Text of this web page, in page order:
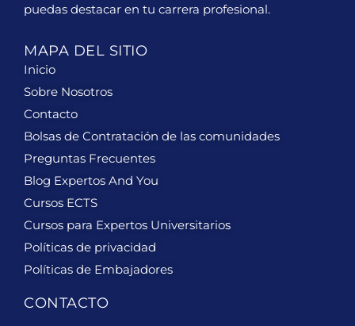
puedas destacar en tu carrera profesional.
MAPA DEL SITIO
Inicio
Sobre Nosotros
Contacto
Bolsas de Contratación de las comunidades
Preguntas Frecuentes
Blog Expertos And You
Cursos ECTS
Cursos para Expertos Universitarios
Políticas de privacidad
Políticas de Embajadores
CONTACTO